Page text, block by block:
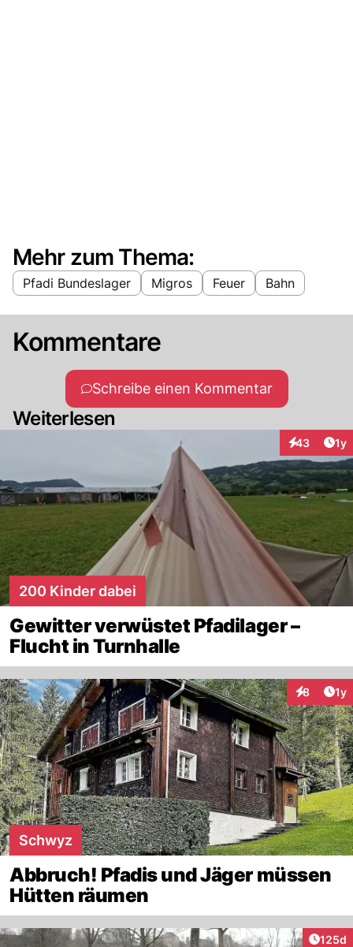
Mehr zum Thema:
Pfadi Bundeslager Migros Feuer Bahn
Kommentare
Schreibe einen Kommentar
Weiterlesen
43 1y
200 Kinder dabei
Gewitter verwüstet Pfadilager –
Flucht in Turnhalle
8 1y
Schwyz
Abbruch! Pfadis und Jäger müssen
Hütten räumen
125d